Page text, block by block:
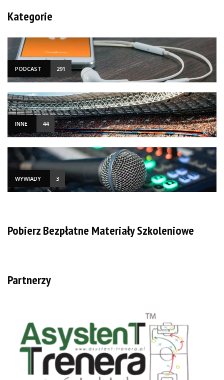
Kategorie
PODCAST 291
INNE 44
WYWIADY 3
Pobierz Bezpłatne Materiały Szkoleniowe
Partnerzy